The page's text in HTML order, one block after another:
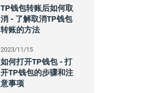
TP钱包转账后如何取
消 - 了解取消TP钱包
转账的方法
2023/11/15
如何打开TP钱包 - 打
开TP钱包的步骤和注
意事项